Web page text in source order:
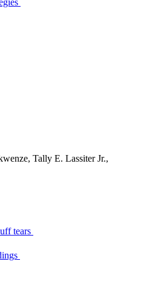
Tally E. Lassiter Jr.,
tears